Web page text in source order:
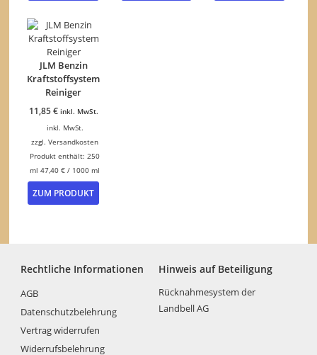
JLM Benzin
Kraftstoffsystem
Reiniger
11,85€ inkl. MwSt.
inkl. MwSt.
zzgl.Versandkosten
Produkt enthält: 250
ml 47,40€ / 1000 ml
ZUM PRODUKT
Rechtliche Informationen
AGB
Datenschutzbelehrung
Vertrag widerrufen
Widerrufsbelehrung
Hinweis auf Beteiligung
Rücknahmesystem der
Landbell AG